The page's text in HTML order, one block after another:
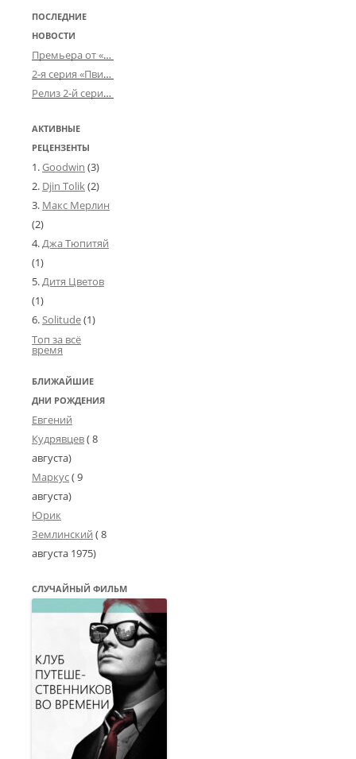
ПОСЛЕДНИЕ
НОВОСТИ
Премьера от «Усталого королевства»: «Игорь начал»
2-я серия «Пвин Тикса» от 2-D
Релиз 2-й серии «БДСМ-людей» от «Аркада Фильм»
АКТИВНЫЕ
РЕЦЕНЗЕНТЫ
Goodwin (3)
Djin Tolik(2)
Макс Мерлин
(2)
Джа Тюпитяй
(1)
Дитя Цветов
(1)
Solitude(1)
Топ за всё
время
БЛИЖАЙШИЕ
ДНИ РОЖДЕНИЯ
Евгений
Кудрявцев( 8
августа)
Маркус( 9
августа)
Юрик
Землинский (8
августа 1975)
СЛУЧАЙНЫЙ ФИЛЬМ